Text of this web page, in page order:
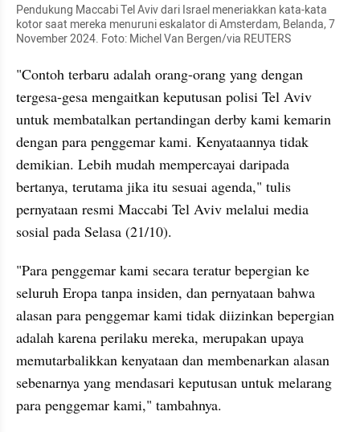
Pendukung Maccabi Tel Aviv dari Israel meneriakkan kata-kata
kotor saat mereka menuruni eskalator di Amsterdam, Belanda, 7
November 2024. Foto: Michel Van Bergen/via REUTERS
"Contoh terbaru adalah orang-orang yang dengan
tergesa-gesa mengaitkan keputusan polisi Tel Aviv
untuk membatalkan pertandingan derby kami kemarin
dengan para penggemar kami. Kenyataannya tidak
demikian. Lebih mudah mempercayai daripada
bertanya, terutama jika itu sesuai agenda," tulis
pernyataan resmi Maccabi Tel Aviv melalui media
sosial pada Selasa (21/10).
"Para penggemar kami secara teratur bepergian ke
seluruh Eropa tanpa insiden, dan pernyataan bahwa
alasan para penggemar kami tidak diizinkan bepergian
adalah karena perilaku mereka, merupakan upaya
memutarbalikkan kenyataan dan membenarkan alasan
sebenarnya yang mendasari keputusan untuk melarang
para penggemar kami," tambahnya.